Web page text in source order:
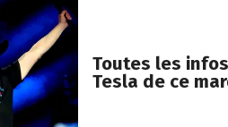
Toutes les
Tesla de ce